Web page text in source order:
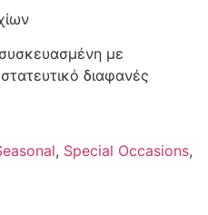
με
διαφανές
, Special Occasions,